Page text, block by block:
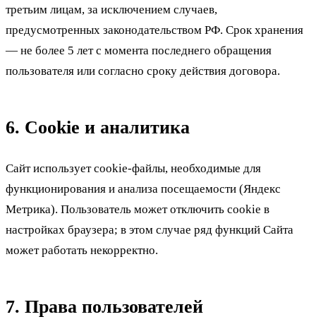
третьим лицам, за исключением случаев,
предусмотренных законодательством РФ. Срок хранения
— не более 5 лет с момента последнего обращения
пользователя или согласно сроку действия договора.
6. Cookie и аналитика
Сайт использует cookie-файлы, необходимые для
функционирования и анализа посещаемости (Яндекс
Метрика). Пользователь может отключить cookie в
настройках браузера; в этом случае ряд функций Сайта
может работать некорректно.
7. Права пользователей